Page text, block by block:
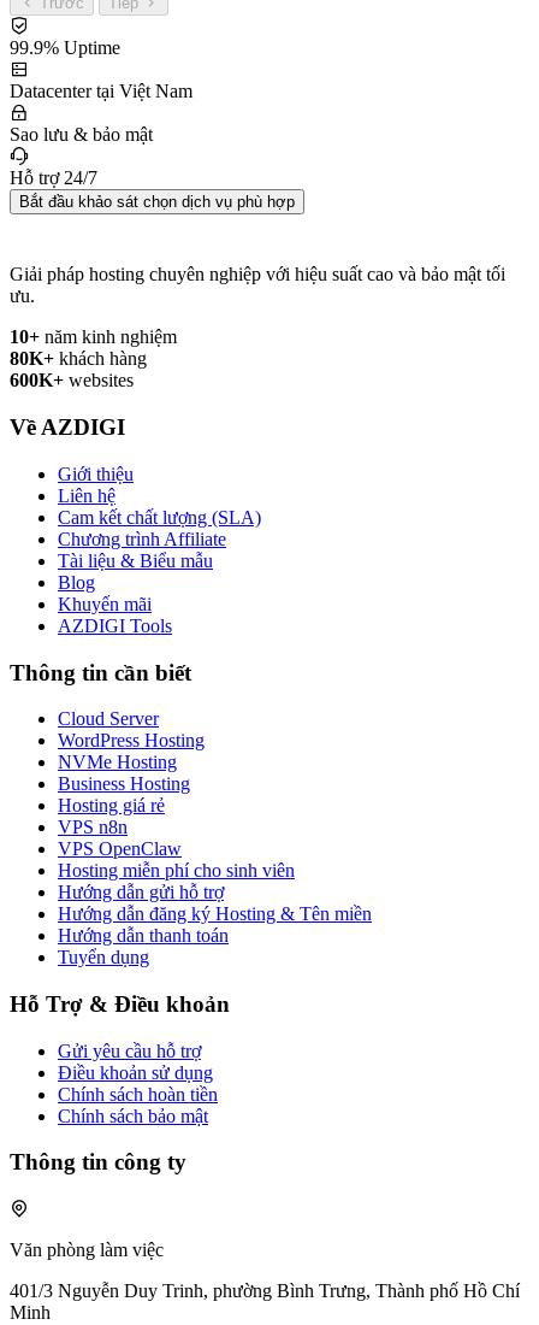
99.9% Uptime
Datacenter tại Việt Nam
Sao lưu & bảo mật
Hỗ trợ 24/7
Bắt đầu khảo sát chọn dịch vụ phù hợp
Giải pháp hosting chuyên nghiệp với hiệu suất cao và bảo mật tối
ưu.
10+ năm kinh nghiệm
80K+ khách hàng
600K+ websites
Về AZDIGI
Giới thiệu
Liên hệ
Cam kết chất lượng (SLA)
Chương trình Affiliate
Tài liệu & Biểu mẫu
Blog
Khuyến mãi
AZDIGI Tools
Thông tin cần biết
Cloud Server
WordPress Hosting
NVMe Hosting
Business Hosting
Hosting giá rẻ
VPS n8n
VPS OpenClaw
Hosting miễn phí cho sinh viên
Hướng dẫn gửi hỗ trợ
Hướng dẫn đăng ký Hosting & Tên miền
Hướng dẫn thanh toán
Tuyển dụng
Hỗ Trợ & Điều khoản
Gửi yêu cầu hỗ trợ
Điều khoản sử dụng
Chính sách hoàn tiền
Chính sách bảo mật
Thông tin công ty
Văn phòng làm việc
401/3 Nguyễn Duy Trinh, phường Bình Trưng, Thành phố Hồ Chí
Minh